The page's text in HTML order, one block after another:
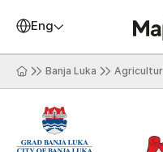
English
Banja Luka